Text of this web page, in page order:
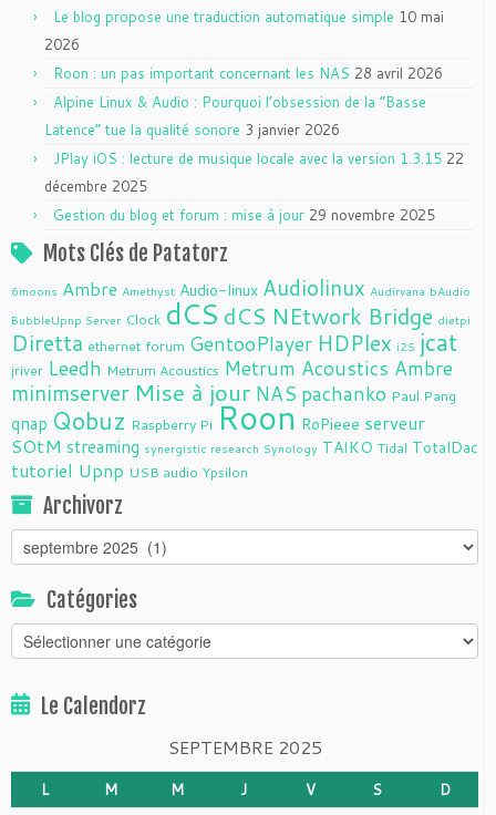
Le blog propose une traduction automatique simple 10 mai
2026
Roon : un pas important concernant les NAS 28 avril 2026
Alpine Linux & Audio : Pourquoi l’obsession de la “Basse
Latence” tue la qualité sonore 3 janvier 2026
JPlay iOS : lecture de musique locale avec la version 1.3.15 22
décembre 2025
Gestion du blog et forum : mise à jour 29 novembre 2025
Mots Clés de Patatorz
6moons Ambre Amethyst Audio-linux Audiolinux Audirvana bAudio
BubbleUpnp Server Clock dCS dCS NEtwork Bridge dietpi
Diretta ethernet forum GentooPlayer HDPlex i2S jcat
jriver Leedh Metrum Acoustics Metrum Acoustics Ambre
minimserver Mise à jour NAS pachanko Paul Pang
qnap Qobuz Raspberry Pi Roon RoPieee serveur
SOtM streaming synergistic research Synology TAIKO Tidal TotalDac
tutoriel Upnp USB audio Ypsilon
Archivorz
Archivorz
Catégories
Catégories
Le Calendorz
SEPTEMBRE 2025
L M M J V S D